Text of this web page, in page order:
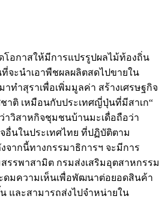
โอกาสให้มีการแปรรูปผลไม้ท้องถิ่น
จะนำเอาพืชผลผลิตสดไปขายใน
าทำสุราเพื่อเพิ่มมูลค่า สร้างเศรษฐกิจ
าติ เหมือนกับประเทศญี่ปุ่นที่มีสาเก“
าวิสาหกิจชุมชนบ้านมะเดื่อถือว่า
อื่นในประเทศไทย ที่ปฏิบัติตาม
จากนี้ทางกรรมาธิการฯ จะมีการ
รรพาสามิต กรมส่งเสริมอุตสาหกรรม
ดมความเห็นเพื่อพัฒนาต่อยอดสินค้า
และสามารถส่งไปจำหน่ายใน